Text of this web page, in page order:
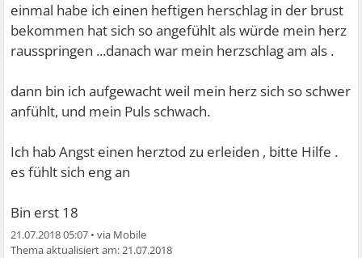
einmal habe ich einen heftigen herschlag in der brust
bekommen hat sich so angefühlt als würde mein herz
rausspringen ...danach war mein herzschlag am als .
dann bin ich aufgewacht weil mein herz sich so schwer
anfühlt, und mein Puls schwach.
Ich hab Angst einen herztod zu erleiden , bitte Hilfe .
es fühlt sich eng an
Bin erst 18
21.07.2018 05:07 •
21.07.2018